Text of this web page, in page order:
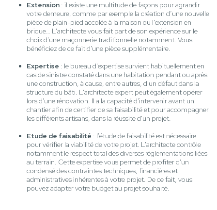
Extension : il existe une multitude de façons pour agrandir
votre demeure, comme par exemple la création d’une nouvelle
pièce de plain-pied accolée à la maison ou l'extension en
brique… L'architecte vous fait part de son expérience sur le
choix d'une maçonnerie traditionnelle notamment. Vous
bénéficiez de ce fait d'une pièce supplémentaire.
Expertise : le bureau d'expertise survient habituellement en
cas de sinistre constaté dans une habitation pendant ou après
une construction, à cause, entre autres, d'un défaut dans la
structure du bâti. L'architecte expert peut également opérer
lors d'une rénovation. Il a la capacité d'intervenir avant un
chantier afin de certifier de sa faisabilité et pour accompagner
les différents artisans, dans la réussite d'un projet.
Etude de faisabilité : l'étude de faisabilité est nécessaire
pour vérifier la viabilité de votre projet. L'architecte contrôle
notamment le respect total des diverses réglementations liées
au terrain. Cette expertise vous permet de profiter d'un
condensé des contraintes techniques, financières et
administratives inhérentes à votre projet. De ce fait, vous
pouvez adapter votre budget au projet souhaité.